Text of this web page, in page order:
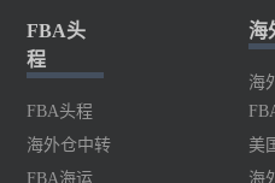
FBA头
程
FBA头程
海外仓中转
FBA海运
海
海
美
海